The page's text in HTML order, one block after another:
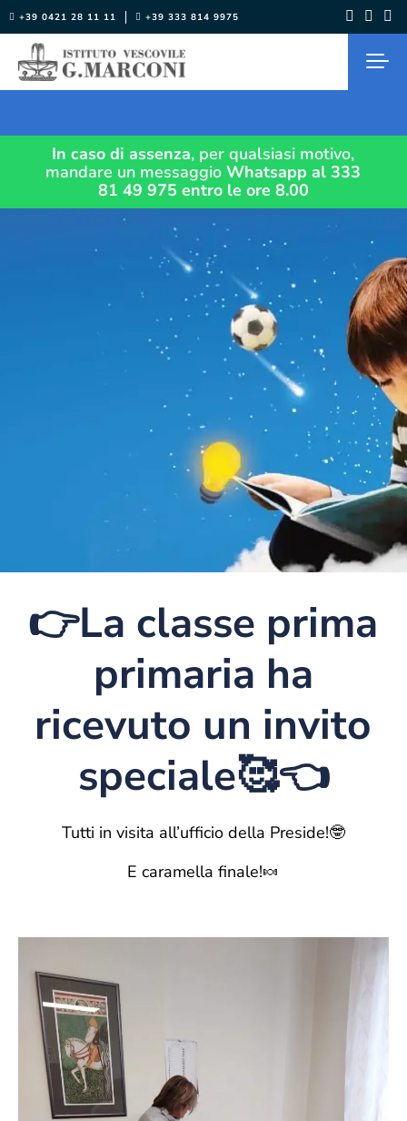
Salta
al
contenuto
+39 0421 28 11 11 +39 333 814 9975
In caso di assenza, per qualsiasi motivo,
mandare un messaggioWhatsapp al 333
81 49 975 entro le ore 8.00
👉La classe prima
primaria ha
ricevuto un invito
speciale🥰👈
Tutti in visita all’ufficio della Preside!🤓
E caramella finale!🍬